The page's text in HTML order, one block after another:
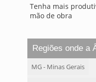
Tenha mais
mão de obra
Regiões onde a
MG - Minas Gerais